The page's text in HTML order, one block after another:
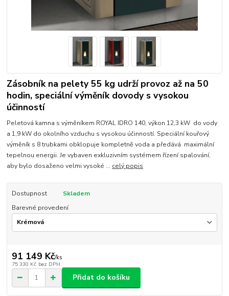
Zásobník na pelety 55 kg udrží provoz až na 50
hodin, speciální výměník dovody s vysokou
účinností
Peletová kamna s výměníkem ROYAL IDRO 140, výkon 12,3 kW do vody
a 1,9 kW do okolního vzduchu s vysokou účinností. Speciální kouřový
výměník s 8 trubkami obklopuje kompletně voda a předává maximální
tepelnou energii. Je vybaven exkluzivním systémem řízení spalování,
aby bylo dosaženo velmi vysoké ... celý popis
Dostupnost
Skladem
Barevné provedení
91 149 Kč/ks
75 330 Kč bez DPH
Přidat do košíku